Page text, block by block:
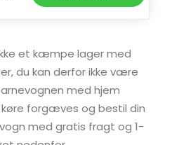
et kæmpe lager med
du kan derfor ikke være
med hjem
forgæves og bestil din
med gratis fragt og 1-